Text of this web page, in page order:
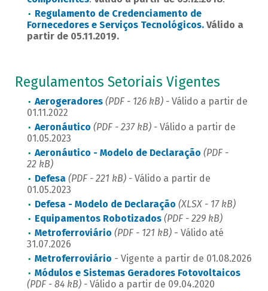
Regulamento de Credenciamento de
Fornecedores e Serviços Tecnológicos. Válido a
partir de 05.11.2019.
Regulamentos Setoriais Vigentes
Aerogeradores (PDF - 126 kB) - Válido a partir de
01.11.2022
Aeronáutico (PDF - 237 kB) - Válido a partir de
01.05.2023
Aeronáutico - Modelo de Declaração (PDF -
22 kB)
Defesa (PDF - 221 kB) - Válido a partir de
01.05.2023
Defesa - Modelo de Declaração (XLSX - 17 kB)
Equipamentos Robotizados(PDF - 229 kB)
Metroferroviário (PDF - 121 kB) - Válido até
31.07.2026
Metroferroviário - Vigente a partir de 01.08.2026
Módulos e Sistemas Geradores Fotovoltaicos
(PDF - 84 kB) - Válido a partir de 09.04.2020